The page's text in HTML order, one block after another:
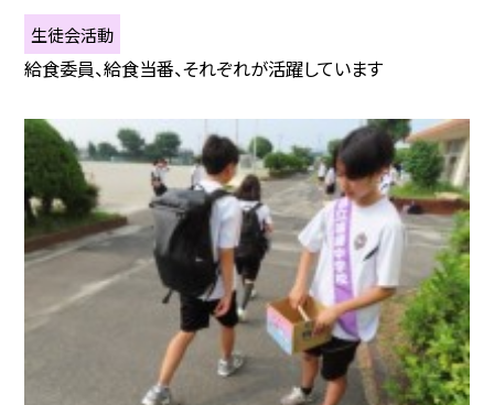
生徒会活動
給食委員、給食当番、それぞれが活躍しています